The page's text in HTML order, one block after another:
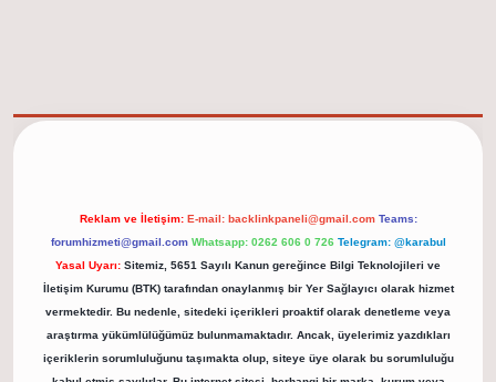
Reklam ve İletişim: E-mail: backlinkpaneli@gmail.com Teams:
forumhizmeti@gmail.com Whatsapp: 0262 606 0 726 Telegram: @karabul
Yasal Uyarı: Sitemiz, 5651 Sayılı Kanun gereğince Bilgi Teknolojileri ve
İletişim Kurumu (BTK) tarafından onaylanmış bir Yer Sağlayıcı olarak hizmet
vermektedir. Bu nedenle, sitedeki içerikleri proaktif olarak denetleme veya
araştırma yükümlülüğümüz bulunmamaktadır. Ancak, üyelerimiz yazdıkları
içeriklerin sorumluluğunu taşımakta olup, siteye üye olarak bu sorumluluğu